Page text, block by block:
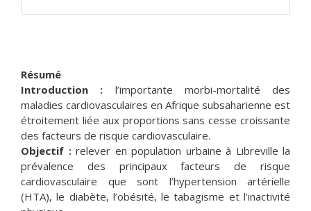
Résumé
Introduction : l’importante morbi-mortalité des
maladies cardiovasculaires en Afrique subsaharienne est
étroitement liée aux proportions sans cesse croissante
des facteurs de risque cardiovasculaire.
Objectif :relever en population urbaine à Libreville la
prévalence des principaux facteurs de risque
cardiovasculaire que sont l’hypertension artérielle
(HTA), le diabète, l’obésité, le tabagisme et l’inactivité